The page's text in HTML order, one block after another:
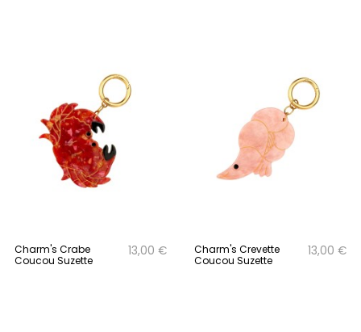
Charm's Crabe
Coucou Suzette
13,00 €
Charm's Crevette
Coucou Suzette
13,00 €